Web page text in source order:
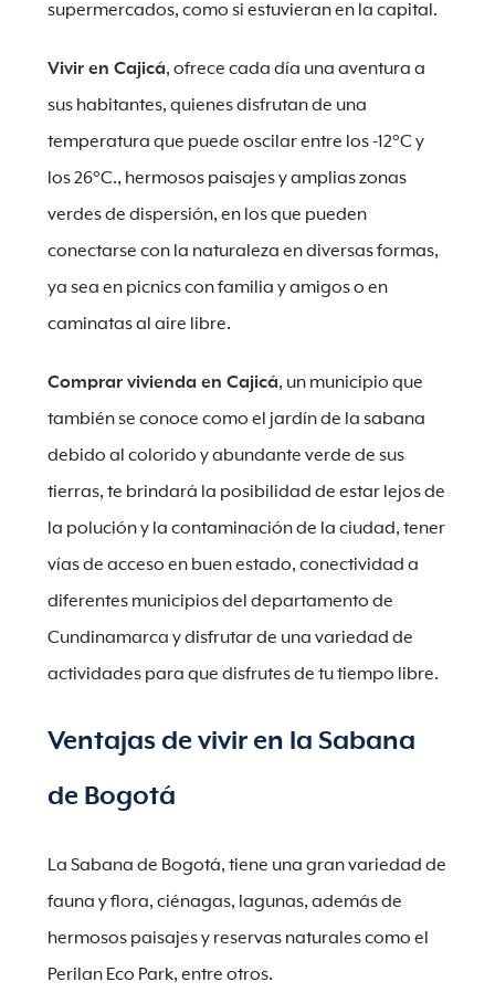
supermercados, como si estuvieran en la capital.
Vivir en Cajicá, ofrece cada día una aventura a
sus habitantes, quienes disfrutan de una
temperatura que puede oscilar entre los -12°C y
los 26°C., hermosos paisajes y amplias zonas
verdes de dispersión, en los que pueden
conectarse con la naturaleza en diversas formas,
ya sea en picnics con familia y amigos o en
caminatas al aire libre.
Comprar vivienda en Cajicá, un municipio que
también se conoce como el jardín de la sabana
debido al colorido y abundante verde de sus
tierras, te brindará la posibilidad de estar lejos de
la polución y la contaminación de la ciudad, tener
vías de acceso en buen estado, conectividad a
diferentes municipios del departamento de
Cundinamarca y disfrutar de una variedad de
actividades para que disfrutes de tu tiempo libre.
Ventajas de vivir en la Sabana
de Bogotá
La Sabana de Bogotá, tiene una gran variedad de
fauna y flora, ciénagas, lagunas, además de
hermosos paisajes y reservas naturales como el
Perilan Eco Park, entre otros.